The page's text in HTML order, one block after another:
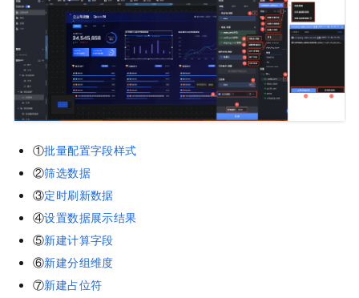
①批量配置字段样式
②筛选数据
③定时刷新数据
④设置数据展示结果
⑤新建计算字段
⑥新建分组维度
⑦新建占位符